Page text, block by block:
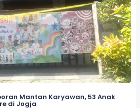
Mantan Karyawan, 53 Anak
di Jogja